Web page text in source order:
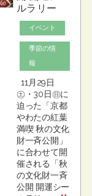
ルラリー
イベント
季節の情
報
11月29日
㊏・30日㊐に
迫った「京都
やわたの紅葉
満喫 秋の文化
財一斉公開」
に合わせて開
催される「秋
の文化財一斉
公開 開運シー